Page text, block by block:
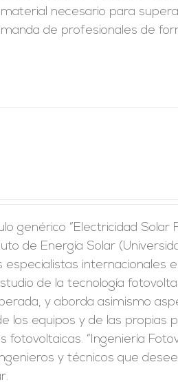
necesario para
de profesionales de
genérico “Electricidad Solar
de Energía Solar
internacionales
de la tecnología
y aborda asimismo
los equipos y de las propias
“Ingeniería
y técnicos que